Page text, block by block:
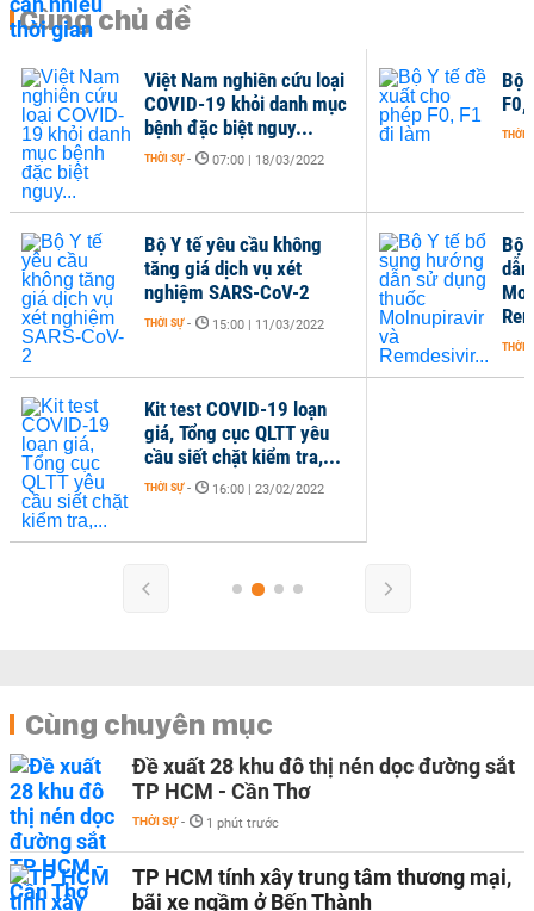
Cùng chủ đề
Việt Nam nghiên cứu loại
COVID-19 khỏi danh mục
bệnh đặc biệt nguy...
THỜI SỰ - 07:00 | 18/03/2022
Bộ Y tế yêu cầu không
tăng giá dịch vụ xét
nghiệm SARS-CoV-2
THỜI SỰ - 15:00 | 11/03/2022
Bộ
F0,
THỜI
Bộ
THỜI
Kit test COVID-19 loạn
giá, Tổng cục QLTT yêu
cầu siết chặt kiểm tra,...
THỜI SỰ - 16:00 | 23/02/2022
Cùng chuyên mục
Đề xuất 28 khu đô thị nén dọc đường sắt
TP HCM - Cần Thơ
THỜI SỰ - 1 phút trước
TP HCM tính xây trung tâm thương mại,
bãi xe ngầm ở Bến Thành